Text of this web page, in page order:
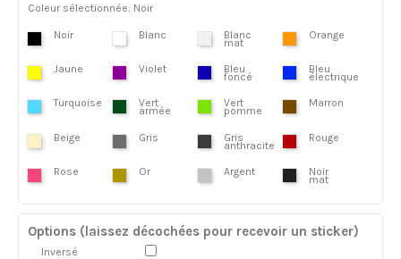
Coleur sélectionnée: Noir
Noir Blanc Blanc
mat
Orange
Jaune Violet Bleu
foncé
Bleu
électrique
Turquoise Vert
armée
Vert
pomme
Marron
Beige Gris Gris
anthracite
Rouge
Rose Or Argent Noir
mat
Options (laissez décochées pour recevoir un sticker)
Inversé